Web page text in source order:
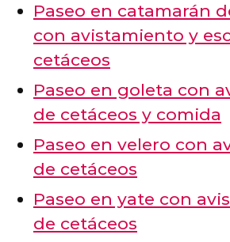
Paseo en catamarán
con avistamiento y
cetáceos
Paseo en goleta con
de cetáceos y comida
Paseo en velero con
de cetáceos
Paseo en yate con
de cetáceos